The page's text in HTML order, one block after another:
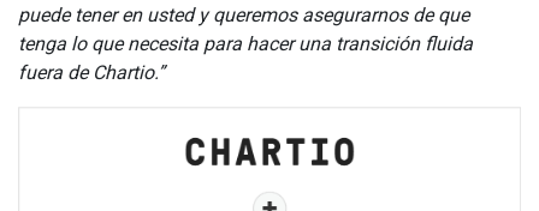
puede tener en usted y queremos asegurarnos de que
tenga lo que necesita para hacer una transición fluida
fuera de Chartio.”